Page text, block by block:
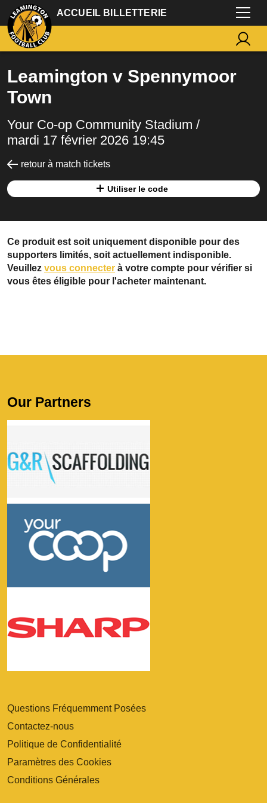
ACCUEIL BILLETTERIE
Leamington v Spennymoor
Town
Your Co-op Community Stadium /
mardi 17 février 2026 19:45
retour à match tickets
Utiliser le code
Ce produit est soit uniquement disponible pour des
supporters limités, soit actuellement indisponible.
Veuillez vous connecter à votre compte pour vérifier si
vous êtes éligible pour l'acheter maintenant.
Questions Fréquemment Posées
Contactez-nous
Politique de Confidentialité
Paramètres des Cookies
Conditions Générales
Our Partners